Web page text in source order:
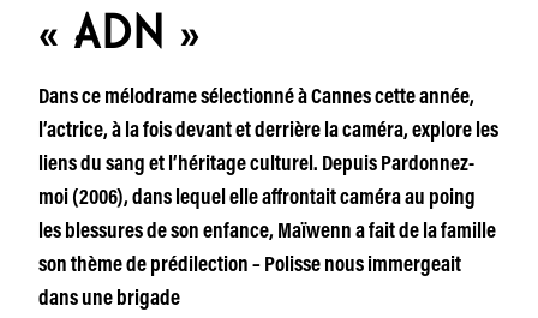
« ADN »
Dans ce mélodrame sélectionné à Cannes cette année,
l’actrice, à la fois devant et derrière la caméra, explore les
liens du sang et l’héritage culturel. Depuis Pardonnez-
moi (2006), dans lequel elle affrontait caméra au poing
les blessures de son enfance, Maïwenn a fait de la famille
son thème de prédilection – Polisse nous immergeait
dans une brigade